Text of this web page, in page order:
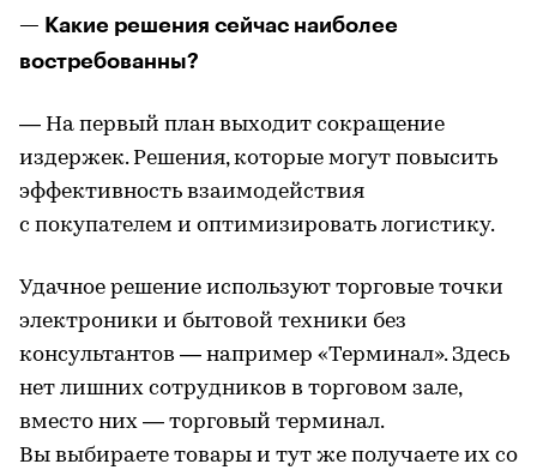
— Какие решения сейчас наиболее
востребованны?
— На первый план выходит сокращение
издержек. Решения, которые могут повысить
эффективность взаимодействия
с покупателем и оптимизировать логистику.
Удачное решение используют торговые точки
электроники и бытовой техники без
консультантов — например «Терминал». Здесь
нет лишних сотрудников в торговом зале,
вместо них — торговый терминал.
Вы выбираете товары и тут же получаете их со